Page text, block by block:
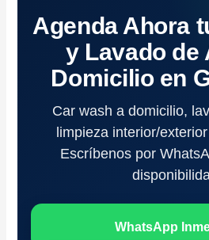
Agenda Ahora
y Lavado de
Domicilio en
Car wash a domicilio,
limpieza interior/
Escríbenos por
WhatsApp